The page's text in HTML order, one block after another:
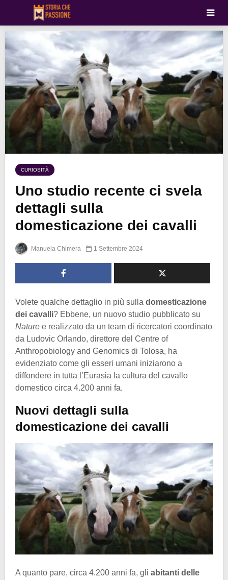
CURIOSITÀ
Uno studio recente ci svela
dettagli sulla
domesticazione dei cavalli
Manuela Chimera 1 Settembre 2024
Volete qualche dettaglio in più sulla domesticazione
dei cavalli? Ebbene, un nuovo studio pubblicato su
Nature e realizzato da un team di ricercatori coordinato
da Ludovic Orlando, direttore del Centre of
Anthropobiology and Genomics di Tolosa, ha
evidenziato come gli esseri umani iniziarono a
diffondere in tutta l’Eurasia la cultura del cavallo
domestico circa 4.200 anni fa.
Nuovi dettagli sulla
domesticazione dei cavalli
A quanto pare, circa 4.200 anni fa, gli abitanti delle